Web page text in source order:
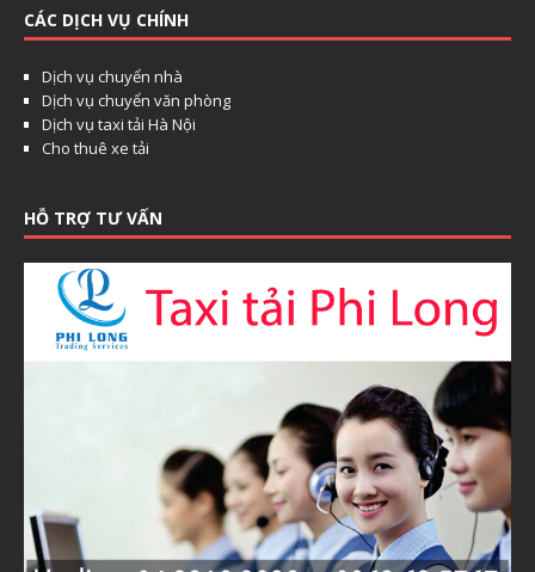
CÁC DỊCH VỤ CHÍNH
Dịch vụ chuyển nhà
Dịch vụ chuyển văn phòng
Dịch vụ taxi tải Hà Nội
Cho thuê xe tải
HỖ TRỢ TƯ VẤN